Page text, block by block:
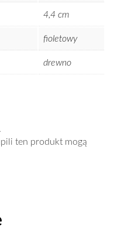
4,4 cm
fioletowy
drewno
ten produkt mogą